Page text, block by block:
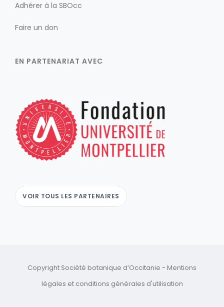
Adhérer à la SBOcc
Faire un don
EN PARTENARIAT AVEC
VOIR TOUS LES PARTENAIRES
Copyright Société botanique d’Occitanie - Mentions
légales et conditions générales d'utilisation